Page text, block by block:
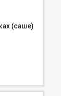
(саше)